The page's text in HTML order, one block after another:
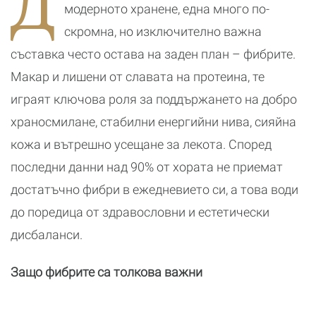
модерното хранене, една много по-
скромна, но изключително важна
съставка често остава на заден план – фибрите.
Макар и лишени от славата на протеина, те
играят ключова роля за поддържането на добро
храносмилане, стабилни енергийни нива, сияйна
кожа и вътрешно усещане за лекота. Според
последни данни над 90% от хората не приемат
достатъчно фибри в ежедневието си, а това води
до поредица от здравословни и естетически
дисбаланси.
Защо фибрите са толкова важни